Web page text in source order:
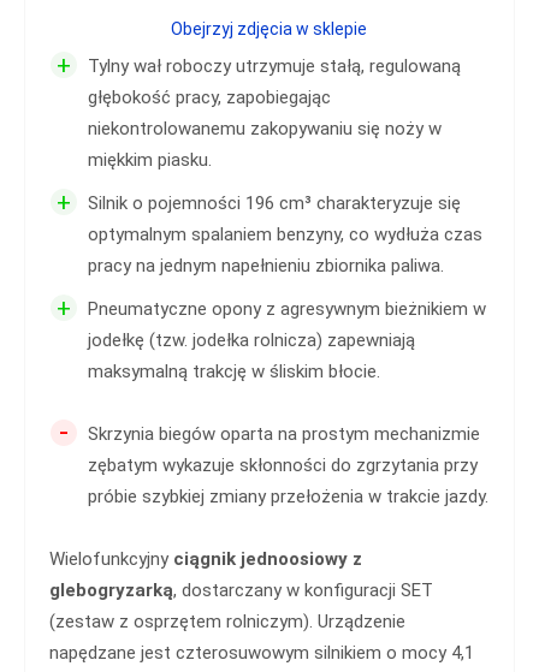
+
Tylny wał roboczy utrzymuje stałą, regulowaną
głębokość pracy, zapobiegając
niekontrolowanemu zakopywaniu się noży w
miękkim piasku.
+
Silnik o pojemności 196 cm³ charakteryzuje się
optymalnym spalaniem benzyny, co wydłuża czas
pracy na jednym napełnieniu zbiornika paliwa.
+
Pneumatyczne opony z agresywnym bieżnikiem w
jodełkę (tzw. jodełka rolnicza) zapewniają
maksymalną trakcję w śliskim błocie.
-
Skrzynia biegów oparta na prostym mechanizmie
zębatym wykazuje skłonności do zgrzytania przy
próbie szybkiej zmiany przełożenia w trakcie jazdy.
Wielofunkcyjny ciągnik jednoosiowy z
glebogryzarką, dostarczany w konfiguracji SET
(zestaw z osprzętem rolniczym). Urządzenie
napędzane jest czterosuwowym silnikiem o mocy 4,1
Obejrzyj zdjęcia w sklepie